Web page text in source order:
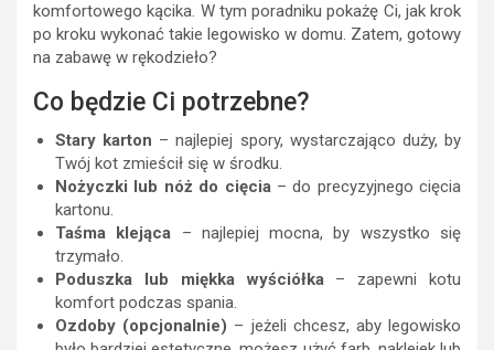
komfortowego kącika. W tym poradniku pokażę Ci, jak krok
po kroku wykonać takie legowisko w domu. Zatem, gotowy
na zabawę w rękodzieło?
Co będzie Ci potrzebne?
Stary karton – najlepiej spory, wystarczająco duży, by
Twój kot zmieścił się w środku.
Nożyczki lub nóż do cięcia– do precyzyjnego cięcia
kartonu.
Taśma klejąca – najlepiej mocna, by wszystko się
trzymało.
Poduszka lub miękka wyściółka– zapewni kotu
komfort podczas spania.
Ozdoby (opcjonalnie) – jeżeli chcesz, aby legowisko